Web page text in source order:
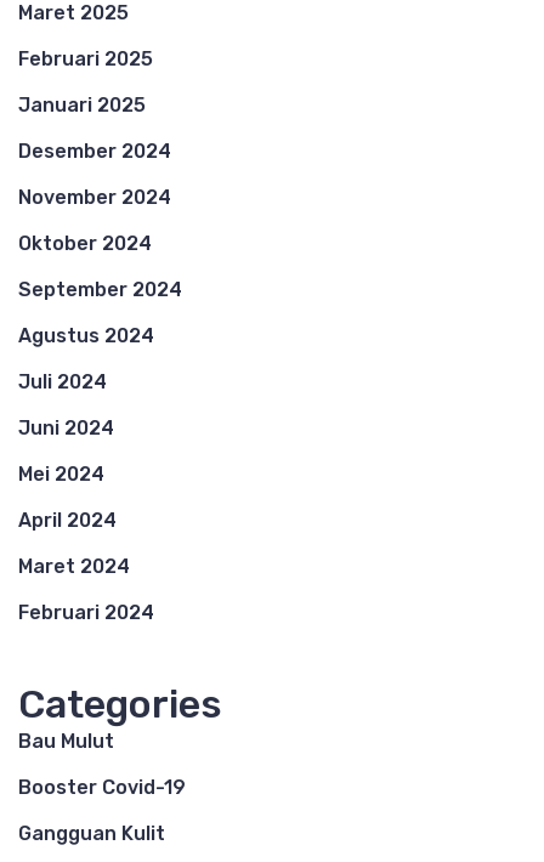
Maret 2025
Februari 2025
Januari 2025
Desember 2024
November 2024
Oktober 2024
September 2024
Agustus 2024
Juli 2024
Juni 2024
Mei 2024
April 2024
Maret 2024
Februari 2024
Categories
Bau Mulut
Booster Covid-19
Gangguan Kulit